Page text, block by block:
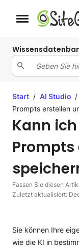
Schaltfläche Mobile
Start / AI Studio /
Prompts erstellen
Kann
Fassen Sie diesen
Zuletzt aktualisiert:
Sie können Ihre
wie die KI in